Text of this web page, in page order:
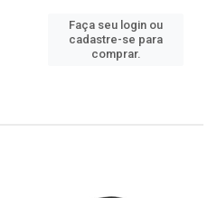
Faça seu login ou
cadastre-se para
comprar.